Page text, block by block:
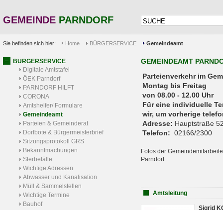
GEMEINDE PARNDORF
Sie befinden sich hier: Home BÜRGERSERVICE Gemeindeamt
BÜRGERSERVICE
Digitale Amtstafel
ÖEK Parndorf
PARNDORF HILFT
CORONA
Amtshelfer/ Formulare
Gemeindeamt
Parteien & Gemeinderat
Dorfbote & Bürgermeisterbrief
Sitzungsprotokoll GRS
Bekanntmachungen
Sterbefälle
Wichtige Adressen
Abwasser und Kanalisation
Müll & Sammelstellen
Wichtige Termine
Bauhof
GEMEINDEAMT
Parteienverkehr
Montag bis Freitag
von 08.00 - 12.00 Uhr
Für eine individuelle
wir, um vorherige
Adresse: Hauptstraße
Telefon: 02166/2300
Fotos der
Parndorf.
Amtsleitung
Sigrid